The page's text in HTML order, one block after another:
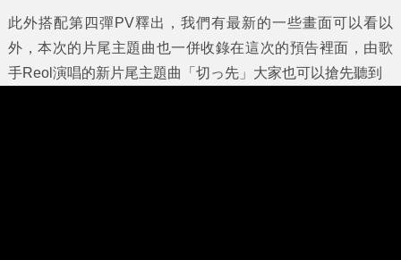
此外搭配第四彈PV釋出，我們有最新的一些畫面可以看以
外，本次的片尾主題曲也一併收錄在這次的預告裡面，由歌
手Reol演唱的新片尾主題曲「切っ先」大家也可以搶先聽到